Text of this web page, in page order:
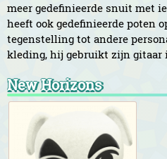
meer gedefinieerde snuit met
heeft ook gedefinieerde poten
tegenstelling tot andere
kleding, hij gebruikt zijn gitaar
New Horizons